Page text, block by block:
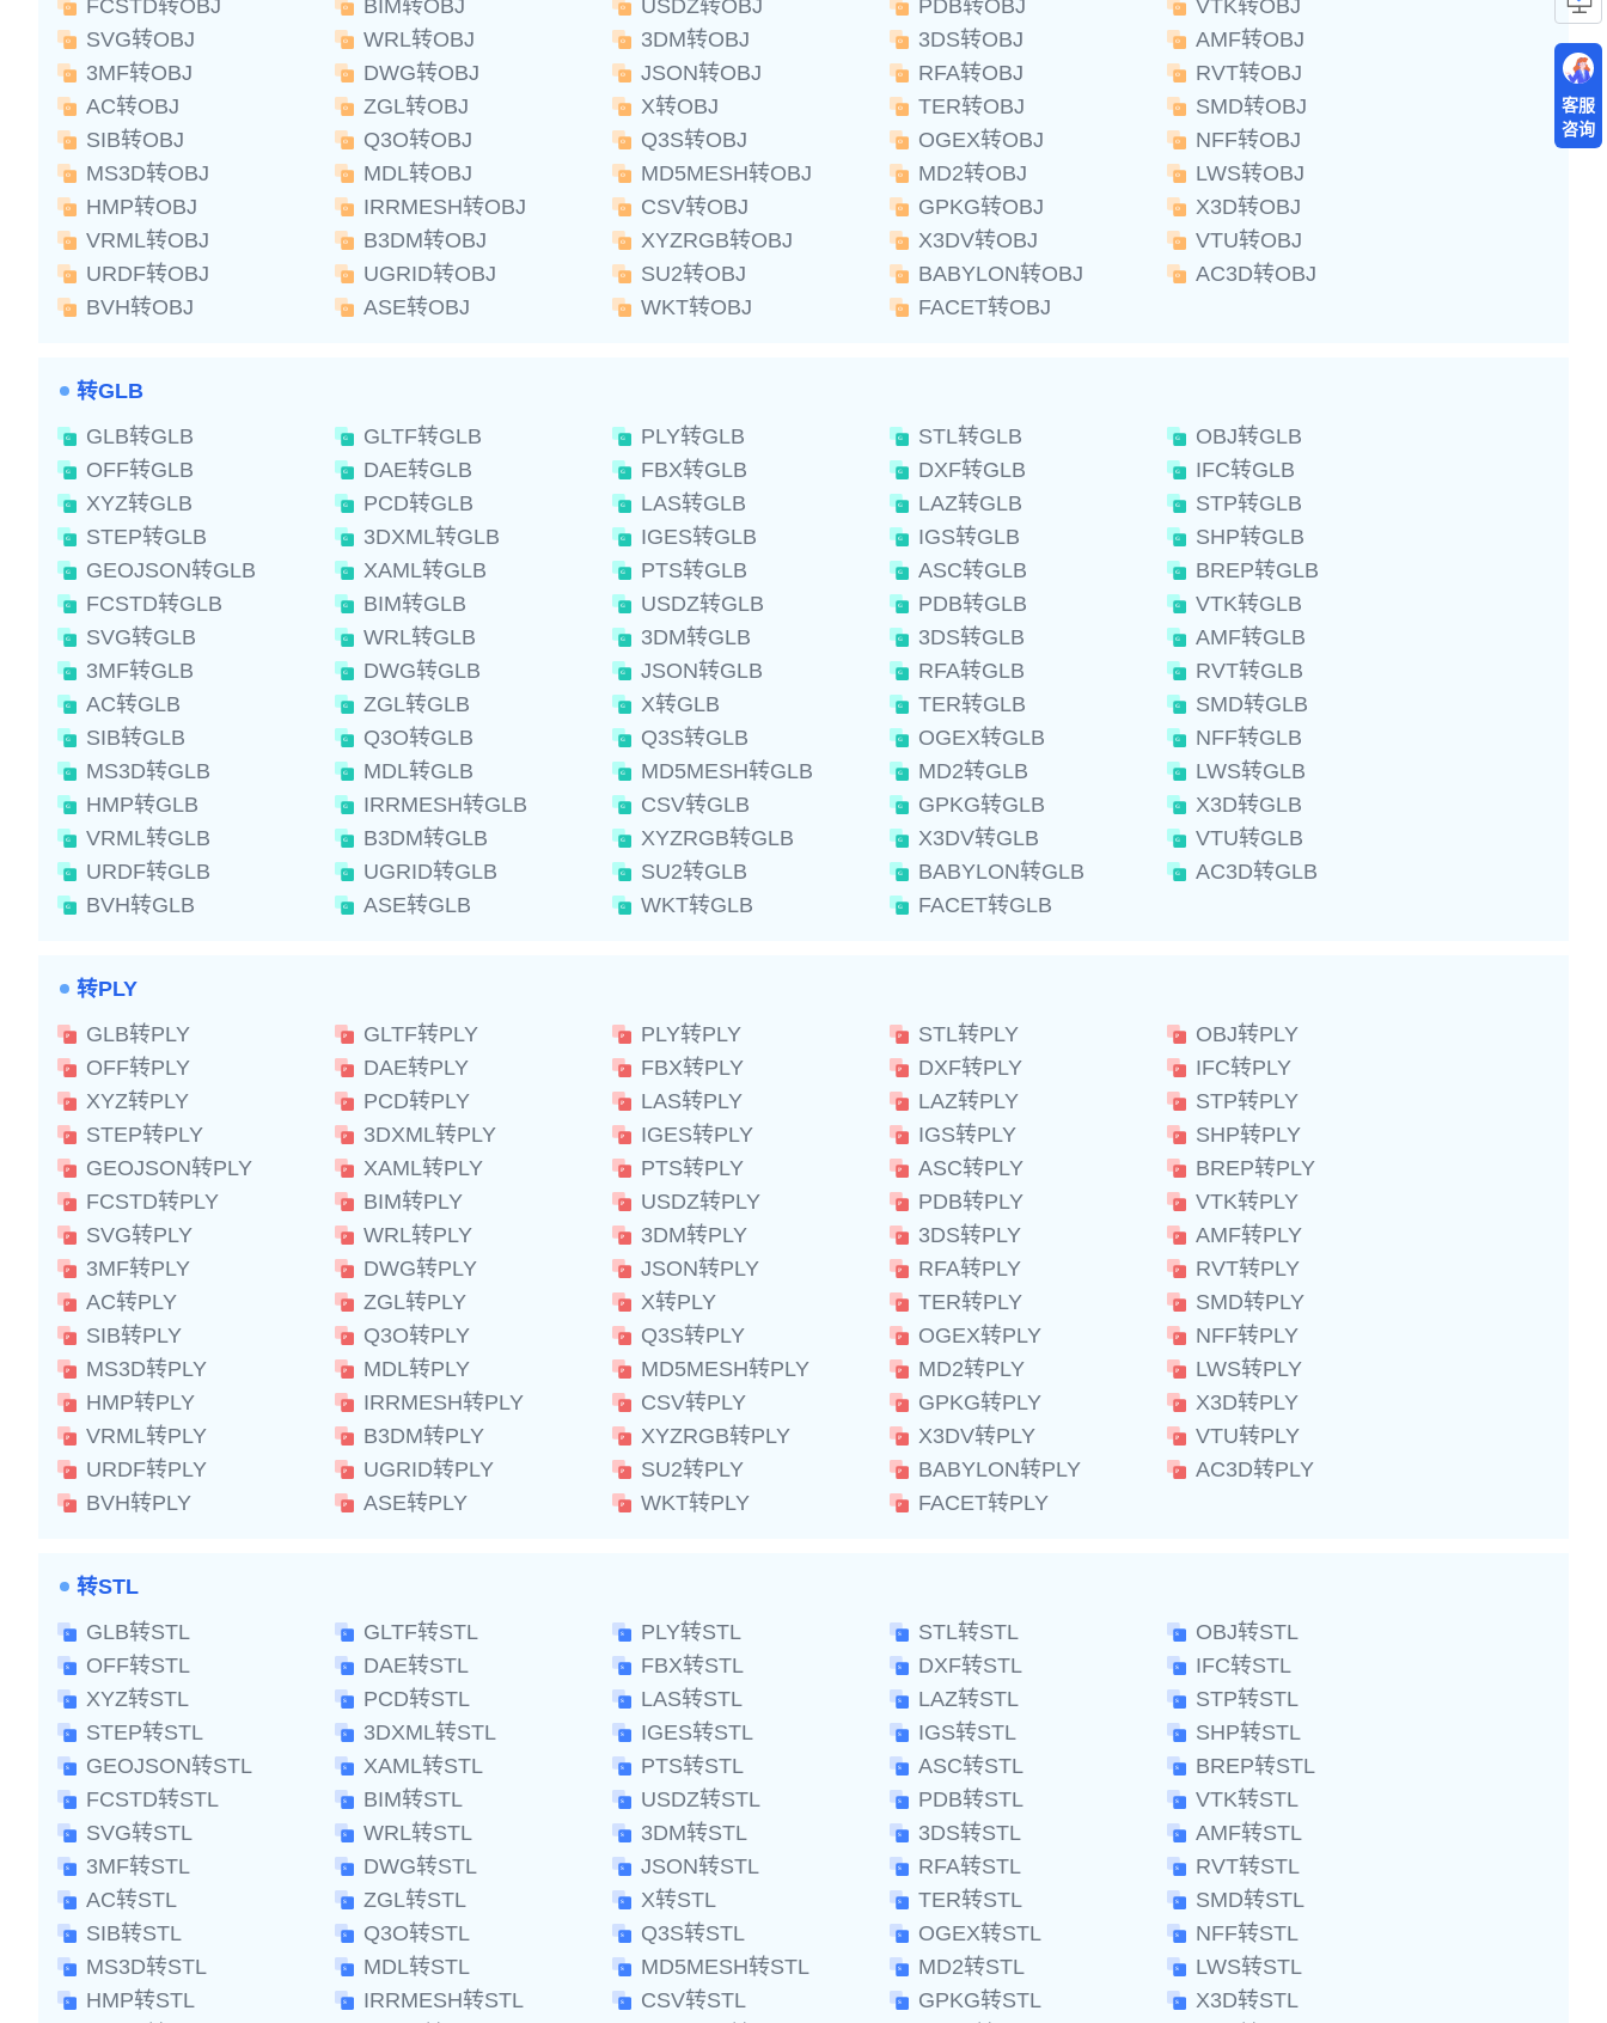
FCSTD转OBJ
BIM转OBJ USDZ转OBJ PDB转OBJ
VTK转OBJ
SVG转OBJ
WRL转OBJ 3DM转OBJ 3DS转OBJ
AMF转OBJ
3MF转OBJ
DWG转OBJ JSON转OBJ RFA转OBJ
RVT转OBJ
AC转OBJ
ZGL转OBJ X转OBJ TER转OBJ
SMD转OBJ
SIB转OBJ
Q3O转OBJ Q3S转OBJ OGEX转OBJ
NFF转OBJ
MS3D转OBJ
MDL转OBJ MD5MESH转OBJ MD2转OBJ
LWS转OBJ
HMP转OBJ
IRRMESH转OBJ CSV转OBJ GPKG转OBJ
X3D转OBJ
VRML转OBJ
B3DM转OBJ XYZRGB转OBJ X3DV转OBJ
VTU转OBJ
URDF转OBJ
UGRID转OBJ SU2转OBJ BABYLON转OBJ
AC3D转OBJ
BVH转OBJ
ASE转OBJ WKT转OBJ FACET转OBJ
转GLB
GLB转GLB
GLTF转GLB PLY转GLB STL转GLB
OBJ转GLB
OFF转GLB
DAE转GLB FBX转GLB DXF转GLB
IFC转GLB
XYZ转GLB
PCD转GLB LAS转GLB LAZ转GLB
STP转GLB
STEP转GLB
3DXML转GLB IGES转GLB IGS转GLB
SHP转GLB
GEOJSON转GLB
XAML转GLB PTS转GLB ASC转GLB
BREP转GLB
FCSTD转GLB
BIM转GLB USDZ转GLB PDB转GLB
VTK转GLB
SVG转GLB
WRL转GLB 3DM转GLB 3DS转GLB
AMF转GLB
3MF转GLB
DWG转GLB JSON转GLB RFA转GLB
RVT转GLB
AC转GLB
ZGL转GLB X转GLB TER转GLB
SMD转GLB
SIB转GLB
Q3O转GLB Q3S转GLB OGEX转GLB
NFF转GLB
MS3D转GLB
MDL转GLB MD5MESH转GLB MD2转GLB
LWS转GLB
HMP转GLB
IRRMESH转GLB CSV转GLB GPKG转GLB
X3D转GLB
VRML转GLB
B3DM转GLB XYZRGB转GLB X3DV转GLB
VTU转GLB
URDF转GLB
UGRID转GLB SU2转GLB BABYLON转GLB
AC3D转GLB
BVH转GLB
ASE转GLB WKT转GLB FACET转GLB
转PLY
GLB转PLY
GLTF转PLY PLY转PLY STL转PLY
OBJ转PLY
OFF转PLY
DAE转PLY FBX转PLY DXF转PLY
IFC转PLY
XYZ转PLY
PCD转PLY LAS转PLY LAZ转PLY
STP转PLY
STEP转PLY
3DXML转PLY IGES转PLY IGS转PLY
SHP转PLY
GEOJSON转PLY
XAML转PLY PTS转PLY ASC转PLY
BREP转PLY
FCSTD转PLY
BIM转PLY USDZ转PLY PDB转PLY
VTK转PLY
SVG转PLY
WRL转PLY 3DM转PLY 3DS转PLY
AMF转PLY
3MF转PLY
DWG转PLY JSON转PLY RFA转PLY
RVT转PLY
AC转PLY
ZGL转PLY X转PLY TER转PLY
SMD转PLY
SIB转PLY
Q3O转PLY Q3S转PLY OGEX转PLY
NFF转PLY
MS3D转PLY
MDL转PLY MD5MESH转PLY MD2转PLY
LWS转PLY
HMP转PLY
IRRMESH转PLY CSV转PLY GPKG转PLY
X3D转PLY
VRML转PLY
B3DM转PLY XYZRGB转PLY X3DV转PLY
VTU转PLY
URDF转PLY
UGRID转PLY SU2转PLY BABYLON转PLY
AC3D转PLY
BVH转PLY
ASE转PLY WKT转PLY FACET转PLY
转STL
GLB转STL
GLTF转STL PLY转STL STL转STL
OBJ转STL
OFF转STL
DAE转STL FBX转STL DXF转STL
IFC转STL
XYZ转STL
PCD转STL LAS转STL LAZ转STL
STP转STL
STEP转STL
3DXML转STL IGES转STL IGS转STL
SHP转STL
GEOJSON转STL
XAML转STL PTS转STL ASC转STL
BREP转STL
FCSTD转STL
BIM转STL USDZ转STL PDB转STL
VTK转STL
SVG转STL
WRL转STL 3DM转STL 3DS转STL
AMF转STL
3MF转STL
DWG转STL JSON转STL RFA转STL
RVT转STL
AC转STL
ZGL转STL X转STL TER转STL
SMD转STL
SIB转STL
Q3O转STL Q3S转STL OGEX转STL
NFF转STL
MS3D转STL
MDL转STL MD5MESH转STL MD2转STL
LWS转STL
HMP转STL
IRRMESH转STL CSV转STL GPKG转STL
X3D转STL
客服
咨询